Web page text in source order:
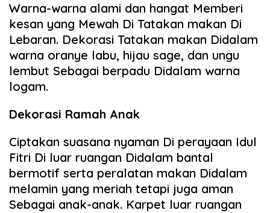
Warna-warna alami dan hangat Memberi
kesan yang Mewah Di Tatakan makan Di
Lebaran. Dekorasi Tatakan makan Didalam
warna oranye labu, hijau sage, dan ungu
lembut Sebagai berpadu Didalam warna
logam.
Dekorasi Ramah Anak
Ciptakan suasana nyaman Di perayaan Idul
Fitri Di luar ruangan Didalam bantal
bermotif serta peralatan makan Didalam
melamin yang meriah tetapi juga aman
Sebagai anak-anak. Karpet luar ruangan